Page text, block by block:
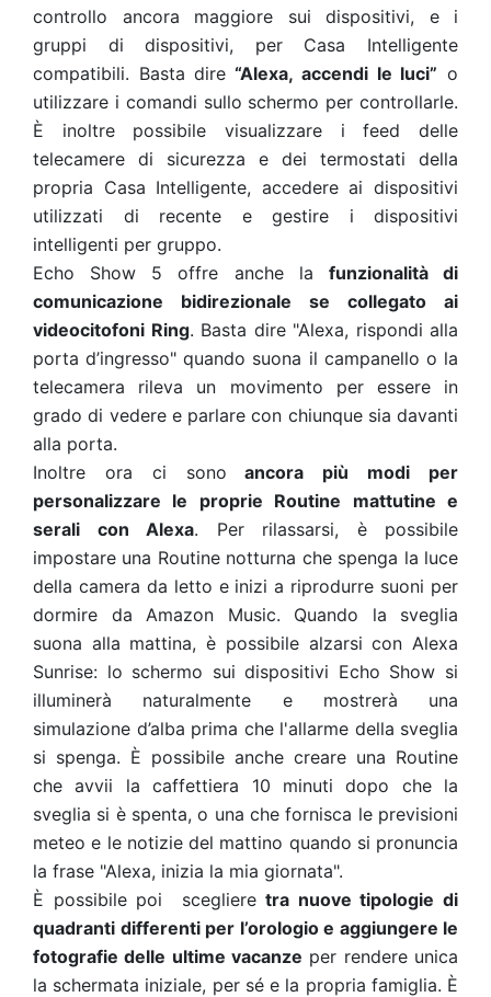
controllo ancora maggiore sui dispositivi, e i
gruppi di dispositivi, per Casa Intelligente
compatibili. Basta dire “Alexa, accendi le luci” o
utilizzare i comandi sullo schermo per controllarle.
È inoltre possibile visualizzare i feed delle
telecamere di sicurezza e dei termostati della
propria Casa Intelligente, accedere ai dispositivi
utilizzati di recente e gestire i dispositivi
intelligenti per gruppo.
Echo Show 5 offre anche la funzionalità di
comunicazione bidirezionale se collegato ai
videocitofoni Ring. Basta dire "Alexa, rispondi alla
porta d’ingresso" quando suona il campanello o la
telecamera rileva un movimento per essere in
grado di vedere e parlare con chiunque sia davanti
alla porta.
Inoltre ora ci sono ancora più modi per
personalizzare le proprie Routine mattutine e
serali con Alexa. Per rilassarsi, è possibile
impostare una Routine notturna che spenga la luce
della camera da letto e inizi a riprodurre suoni per
dormire da Amazon Music. Quando la sveglia
suona alla mattina, è possibile alzarsi con Alexa
Sunrise: lo schermo sui dispositivi Echo Show si
illuminerà naturalmente e mostrerà una
simulazione d’alba prima che l'allarme della sveglia
si spenga. È possibile anche creare una Routine
che avvii la caffettiera 10 minuti dopo che la
sveglia si è spenta, o una che fornisca le previsioni
meteo e le notizie del mattino quando si pronuncia
la frase "Alexa, inizia la mia giornata".
È possibile poi sceglieretra nuove tipologie di
quadranti differenti per l’orologio e aggiungere le
fotografie delle ultime vacanze per rendere unica
la schermata iniziale, per sé e la propria famiglia. È